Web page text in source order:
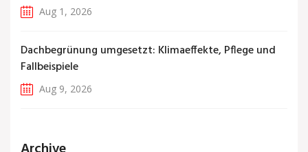
Aug 1, 2026
Dachbegrünung umgesetzt: Klimaeffekte, Pflege und
Fallbeispiele
Aug 9, 2026